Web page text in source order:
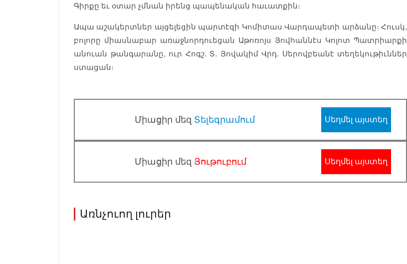
Գիրքը եւ օտար չմնան իրենց պապենական հաւատքին։
Ապա աշակերտներ այցելեցին պարտէզի Կոմիտաս Վարդապետի արձանը։ Հուսկ,
բոլորը միասնաբար առաջնորդուեցան Աթոռոյս Յովհաննէս Կոլոտ Պատրիարքի
անուան թանգարանը, ուր Հոգշ. Տ. Յովակիմ Վրդ. Սերովբեանէ տեղեկութիւններ
ստացան։
Միացիր մեզ Տելեգրամում Սեղմել այստեղ
Միացիր մեզ Յութուբում Սեղմել այստեղ
Առնչուող լուրեր